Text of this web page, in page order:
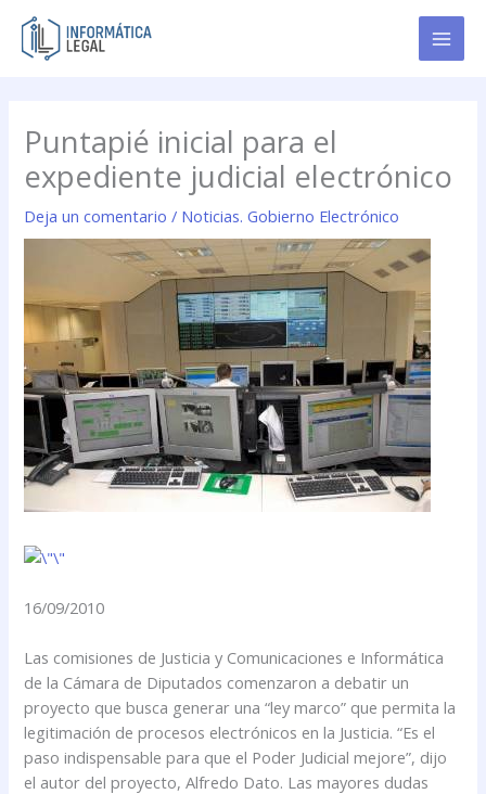
contenido
Puntapié inicial para el
expediente judicial electrónico
Deja un comentario / Noticias. Gobierno Electrónico
16/09/2010
Las comisiones de Justicia y Comunicaciones e Informática
de la Cámara de Diputados comenzaron a debatir un
proyecto que busca generar una “ley marco” que permita la
legitimación de procesos electrónicos en la Justicia. “Es el
paso indispensable para que el Poder Judicial mejore”, dijo
el autor del proyecto, Alfredo Dato. Las mayores dudas